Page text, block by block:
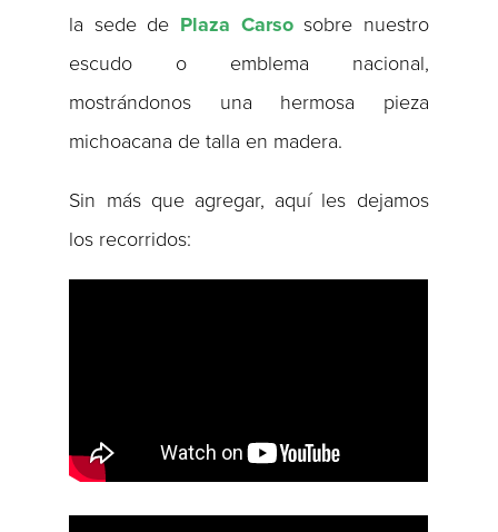
la sede de Plaza Carsosobre nuestro
escudo o emblema nacional,
mostrándonos una hermosa pieza
michoacana de talla en madera.
Sin más que agregar, aquí les dejamos
los recorridos: